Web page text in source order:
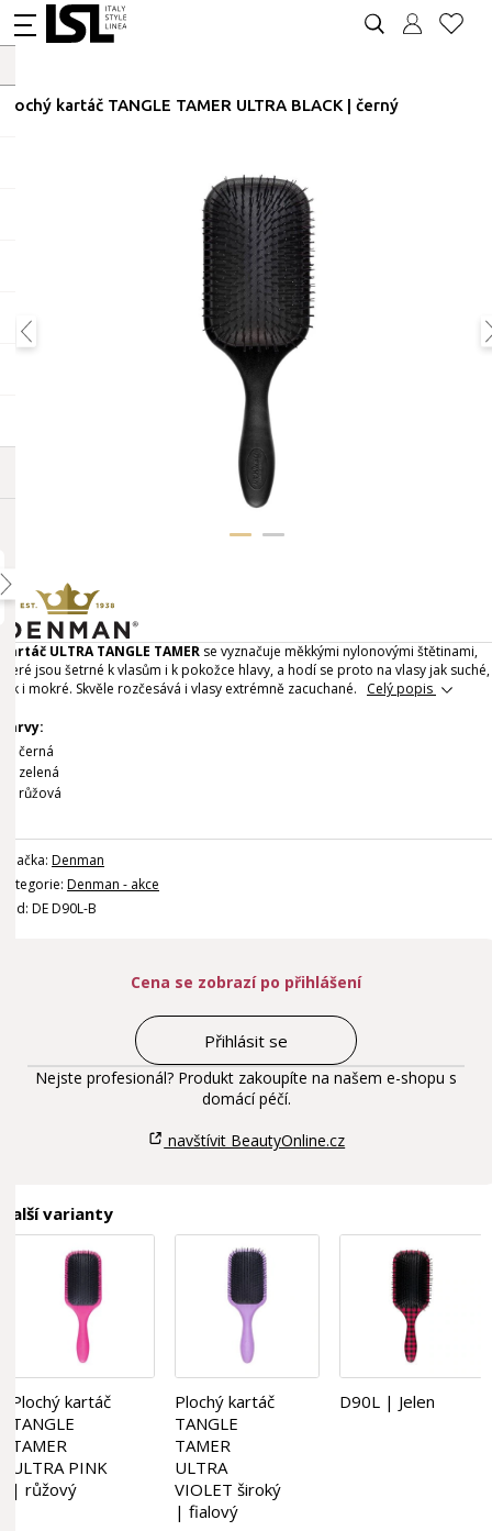
Plochý kartáč TANGLE TAMER ULTRA BLACK | černý
Kartáč ULTRA TANGLE TAMER se vyznačuje měkkými nylonovými štětinami,
které jsou šetrné k vlasům i k pokožce hlavy, a hodí se proto na vlasy jak suché,
tak i mokré. Skvěle rozčesává i vlasy extrémně zacuchané. Celý popis
Barvy:
černá
zelená
růžová
Značka: Denman
Kategorie: Denman - akce
Kód: DE D90L-B
Cena se zobrazí po přihlášení
Přihlásit se
Nejste profesionál? Produkt zakoupíte na našem e-shopu s
domácí péčí.
navštívit BeautyOnline.cz
Další varianty
Plochý kartáč
TANGLE
TAMER
ULTRA PINK
| růžový
Plochý kartáč
TANGLE
TAMER
ULTRA
VIOLET široký
| fialový
D90L | Jelen